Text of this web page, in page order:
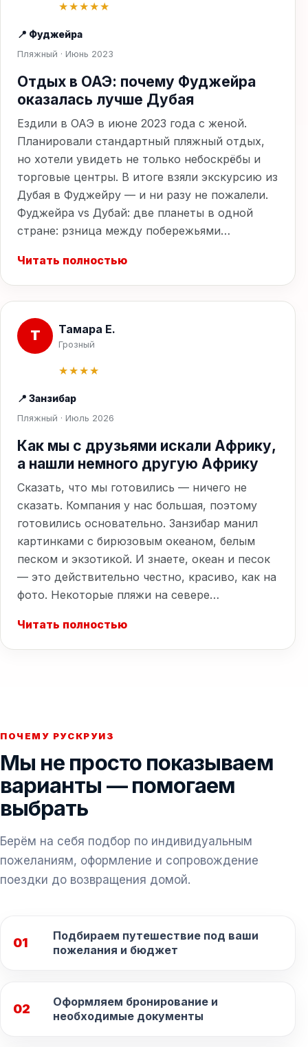
★★★★★
📍 Фуджейра
Пляжный · Июнь 2023
Отдых в ОАЭ: почему Фуджейра
оказалась лучше Дубая
Ездили в ОАЭ в июне 2023 года с женой.
Планировали стандартный пляжный отдых,
но хотели увидеть не только небоскрёбы и
торговые центры. В итоге взяли экскурсию из
Дубая в Фуджейру — и ни разу не пожалели.
Фуджейра vs Дубай: две планеты в одной
стране: рзница между побережьями…
Читать полностью
Т Тамара Е.
Грозный
★★★★
📍 Занзибар
Пляжный · Июль 2026
Как мы с друзьями искали Африку,
а нашли немного другую Африку
Сказать, что мы готовились — ничего не
сказать. Компания у нас большая, поэтому
готовились основательно. Занзибар манил
картинками с бирюзовым океаном, белым
песком и экзотикой. И знаете, океан и песок
— это действительно честно, красиво, как на
фото. Некоторые пляжи на севере…
Читать полностью
ПОЧЕМУ РУСКРУИЗ
Мы не просто показываем
варианты — помогаем
выбрать
Берём на себя подбор по индивидуальным
пожеланиям, оформление и сопровождение
поездки до возвращения домой.
01
Подбираем путешествие под ваши
пожелания и бюджет
02
Оформляем бронирование и
необходимые документы